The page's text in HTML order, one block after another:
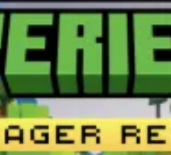
Stadttouren
Konzerte